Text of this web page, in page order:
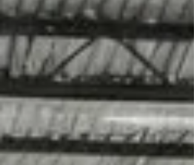
鼠體操目前也是走這個路線，這篇先把輕資產
成本與風險結構講清楚，再說說為什麼用這套
式起步，加盟兒童運動是相對務實的選擇。